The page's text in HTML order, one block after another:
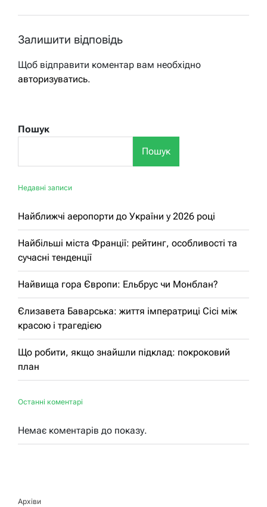
Залишити відповідь
Щоб відправити коментар вам необхідно
авторизуватись.
Пошук
Пошук
Недавні записи
Найближчі аеропорти до України у 2026 році
Найбільші міста Франції: рейтинг, особливості та
сучасні тенденції
Найвища гора Європи: Ельбрус чи Монблан?
Єлизавета Баварська: життя імператриці Сісі між
красою і трагедією
Що робити, якщо знайшли підклад: покроковий
план
Останні коментарі
Немає коментарів до показу.
Архіви